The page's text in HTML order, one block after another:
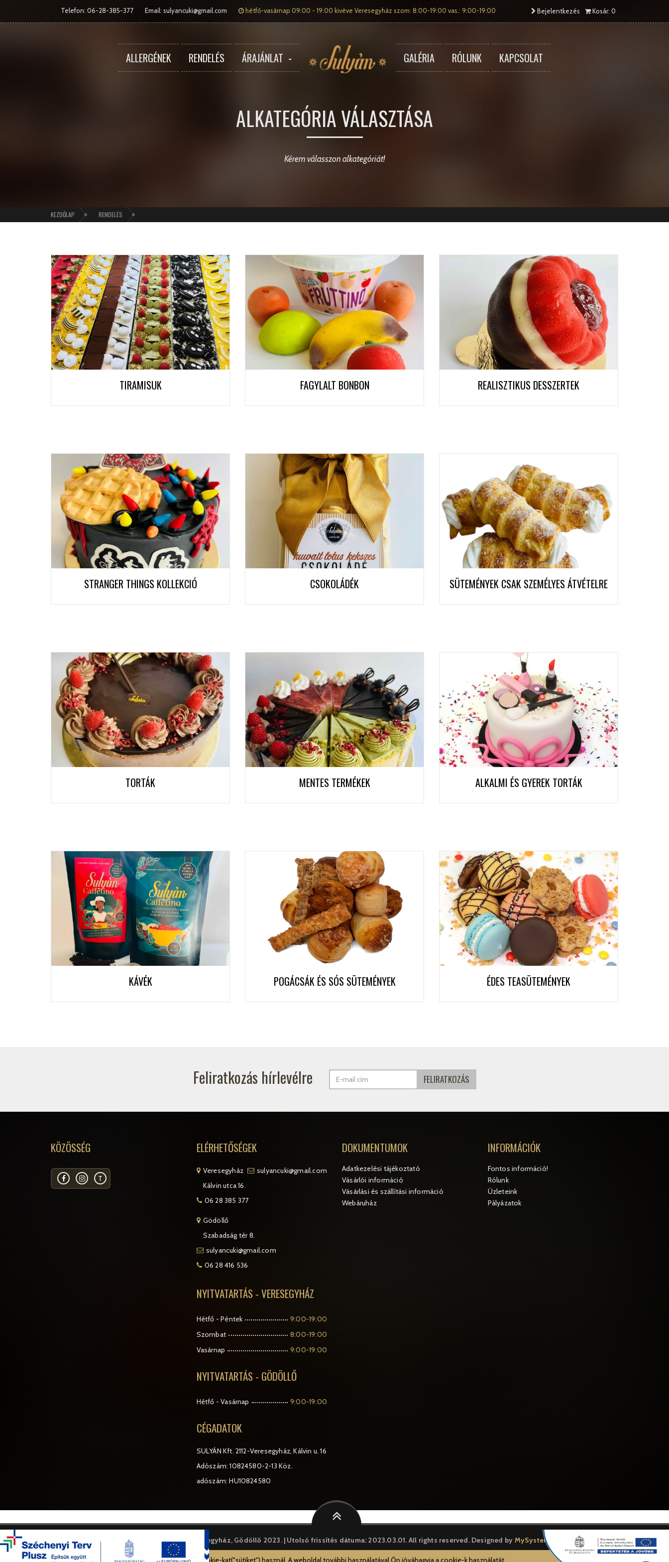
Telefon: 06-28-385-377 Email: sulyancuki@gmail.com hétfő-vasárnap 09:00 - 19:00 kivéve Veresegyház szom: 8:00-19:00 vas.: 9:00-19:00 Bejelentkezés Kosár: 0
ALLERGÉNEK RENDELÉS ÁRAJÁNLAT GALÉRIA RÓLUNK KAPCSOLAT
ALKATEGÓRIA VÁLASZTÁSA
Kérem válasszon alkategóriát!
KEZDŐLAP RENDELÉS
TIRAMISUK FAGYLALT BONBON REALISZTIKUS DESSZERTEK
STRANGER THINGS KOLLEKCIÓ CSOKOLÁDÉK SÜTEMÉNYEK CSAK SZEMÉLYES ÁTVÉTELRE
TORTÁK MENTES TERMÉKEK ALKALMI ÉS GYEREK TORTÁK
KÁVÉK POGÁCSÁK ÉS SÓS SÜTEMÉNYEK ÉDES TEASÜTEMÉNYEK
Feliratkozás hírlevélre
KÖZÖSSÉG
T
ELÉRHETŐSÉGEK
Veresegyház
Kálvin utca 16.
sulyancuki@gmail.com
06 28 385 377
Gödöllő
Szabadság tér 8.
sulyancuki@gmail.com
06 28 416 536
NYITVATARTÁS - VERESEGYHÁZ
Hétfő - Péntek
9:00-19:00
Szombat
8:00-19:00
Vasárnap
9:00-19:00
NYITVATARTÁS - GÖDÖLLŐ
Hétfő - Vasárnap 9:00-19:00
CÉGADATOK
SULYÁN Kft. 2112-Veresegyház, Kálvin u. 16
Adószám: 10824580-2-13 Köz.
adószám: HU10824580
DOKUMENTUMOK
Adatkezelési tájékoztató
Vásárlói információ
Vásárlási és szállítási információ
Webáruház
INFORMÁCIÓK
Fontos információ!
Rólunk
Üzleteink
Pályázatok
© Sulyán Cukrászda Veresegyház, Gödöllõ 2023. | Utolsó frissítés dátuma: 2023.03.01. All rights reserved. Designed by MySystem
A weboldal cookie-kat("sütiket") használ. A weboldal további használatával Ön jóváhagyja a cookie-k használatát.